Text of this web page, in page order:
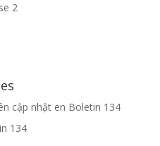
2
cập nhậten Boletin 134
134